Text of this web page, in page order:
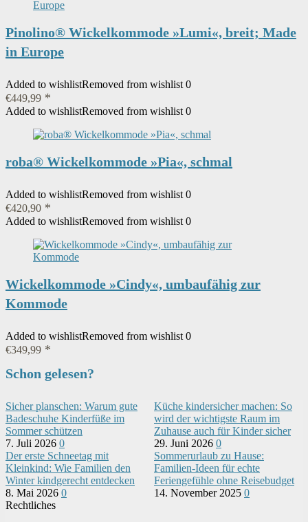
Pinolino® Wickelkommode »Lumi«, breit; Made
in Europe
Added to wishlistRemoved from wishlist 0
€449,99
Added to wishlistRemoved from wishlist 0
roba® Wickelkommode »Pia«, schmal
Added to wishlistRemoved from wishlist 0
€420,90
Added to wishlistRemoved from wishlist 0
Wickelkommode »Cindy«, umbaufähig zur
Kommode
Added to wishlistRemoved from wishlist 0
€349,99
Schon gelesen?
Sicher planschen: Warum gute
Badeschuhe Kinderfüße im
Sommer schützen
7. Juli 2026 0
Küche kindersicher machen: So
wird der wichtigste Raum im
Zuhause auch für Kinder sicher
29. Juni 2026 0
Der erste Schneetag mit
Kleinkind: Wie Familien den
Winter kindgerecht entdecken
8. Mai 2026 0
Sommerurlaub zu Hause:
Familien-Ideen für echte
Feriengefühle ohne Reisebudget
14. November 2025 0
Rechtliches